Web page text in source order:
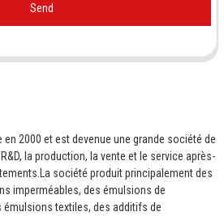
Send
en 2000 et est devenue une grande société de
la production, la vente et le service après-
La société produit principalement des
imperméables, des émulsions de
textiles, des additifs de